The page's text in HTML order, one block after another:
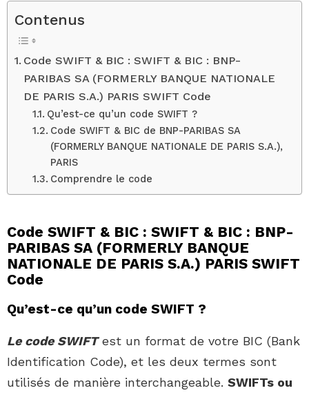
Contenus
Code SWIFT & BIC : SWIFT & BIC : BNP-
PARIBAS SA (FORMERLY BANQUE NATIONALE
DE PARIS S.A.) PARIS SWIFT Code
Qu’est-ce qu’un code SWIFT ?
Code SWIFT & BIC de BNP-PARIBAS SA
(FORMERLY BANQUE NATIONALE DE PARIS S.A.),
PARIS
Comprendre le code
Code SWIFT & BIC : SWIFT & BIC : BNP-
PARIBAS SA (FORMERLY BANQUE
NATIONALE DE PARIS S.A.) PARIS SWIFT
Code
Qu’est-ce qu’un code SWIFT ?
Le code SWIFTest un format de votre BIC (Bank
Identification Code), et les deux termes sont
utilisés de manière interchangeable. SWIFTs ou